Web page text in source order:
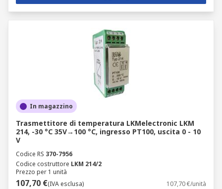
In magazzino
Trasmettitore di temperatura LKMelectronic LKM
214, -30 °C 35V→100 °C, ingresso PT100, uscita 0 - 10
V
Codice RS 370-7956
Codice costruttore LKM 214/2
Prezzo per 1 unità
107,70 €(IVA esclusa) 107,70 €/unità